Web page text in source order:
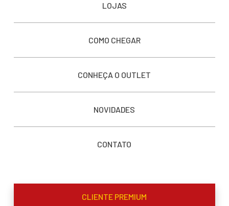
LOJAS
COMO CHEGAR
CONHEÇA O OUTLET
NOVIDADES
CONTATO
CLIENTE PREMIUM